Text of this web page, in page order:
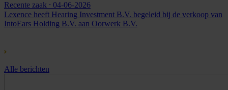
Recente zaak ⸱ 04-06-2026
Lexence heeft Hearing Investment B.V. begeleid bij de verkoop van
IntoEars Holding B.V. aan Oorwerk B.V.
Alle berichten